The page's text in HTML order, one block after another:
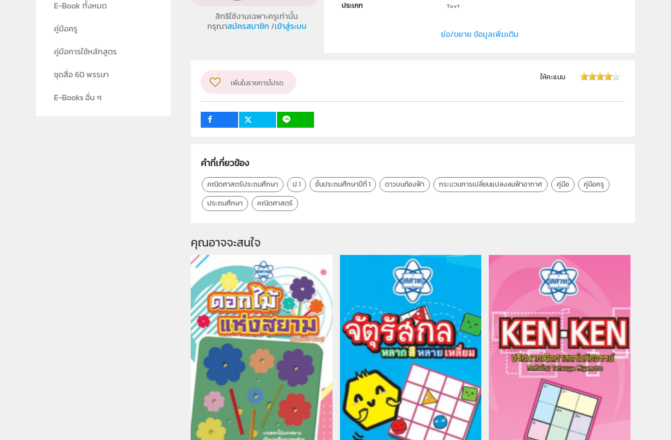
สิทธิใช้งานเฉพาะครูเท่านั้น
กรุณาสมัครสมาชิก /เข้าสู่ระบบ
ประเภท
Text
กลุ่มเป้าหมาย
ครู
ย่อ/ขยาย ข้อมูลเพิ่มเติม
เพิ่มในรายการโปรด
ให้คะแนน
คำที่เกี่ยวข้อง
คณิตศาสตร์ประถมศึกษา ป.1 ชั้นประถมศึกษาปีที่ 1 ดาวบนท้องฟ้า กระบวนการเปลี่ยนแปลงลมฟ้าอากาศ คู่มือ
คู่มือครู
ประถมศึกษา
คณิตศาสตร์
คุณอาจจะสนใจ
E-Book ทั้งหมด
คู่มือครู
คู่มือการใช้หลักสูตร
ชุดสื่อ 60 พรรษา
E-Books อื่น ๆ